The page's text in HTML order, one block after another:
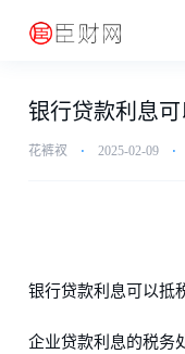
银行贷款利息
花裤衩 ⋅ 2025-02-09 ⋅
银行贷款利息可以抵
企业贷款利息的税务